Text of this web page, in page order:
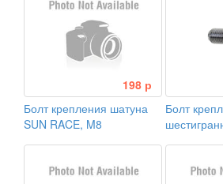
198 р
Болт крепления шатуна
SUN RACE, M8
Болт